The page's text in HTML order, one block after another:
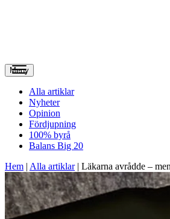
Meny
Alla artiklar
Nyheter
Opinion
Fördjupning
100% byrå
Balans Big 20
Hem | Alla artiklar| Läkarna avrådde –